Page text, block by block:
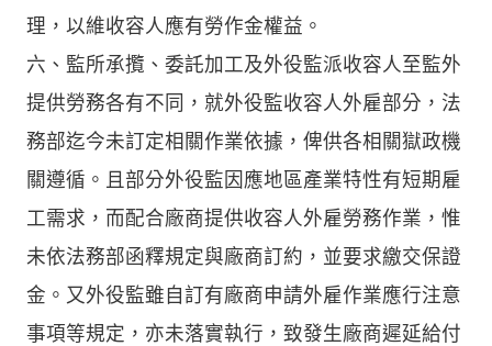
理，以維收容人應有勞作金權益。
六、監所承攬、委託加工及外役監派收容人至監外
提供勞務各有不同，就外役監收容人外雇部分，法
務部迄今未訂定相關作業依據，俾供各相關獄政機
關遵循。且部分外役監因應地區產業特性有短期雇
工需求，而配合廠商提供收容人外雇勞務作業，惟
未依法務部函釋規定與廠商訂約，並要求繳交保證
金。又外役監雖自訂有廠商申請外雇作業應行注意
事項等規定，亦未落實執行，致發生廠商遲延給付